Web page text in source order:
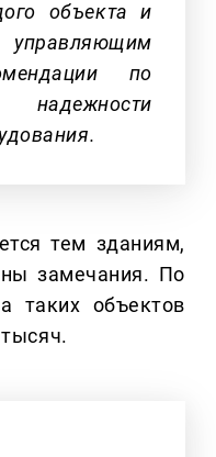
объекта и
по
тем зданиям,
замечания. По
таких объектов